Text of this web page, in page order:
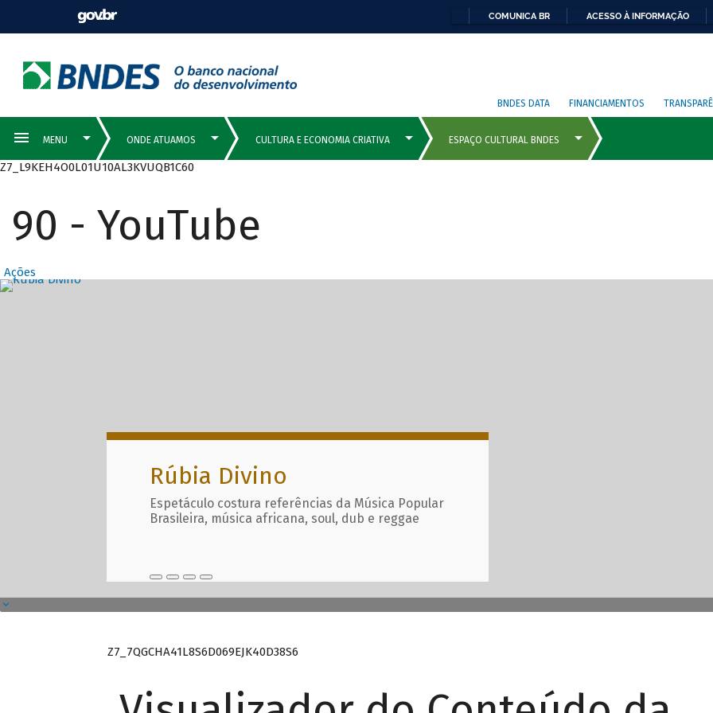
COMUNICA BR ACESSO À INFORMAÇÃO
BNDES DATA FINANCIAMENTOS
Z7_L9KEH4O0L01U10AL3KVUQB1C60
90 - YouTube
Ações
Destaques Principais com
Rúbia Divino
Espetáculo costura referências da Música Popular
Brasileira, música africana, soul, dub e reggae
Z7_7QGCHA41L8S6D069EJK40D38S6